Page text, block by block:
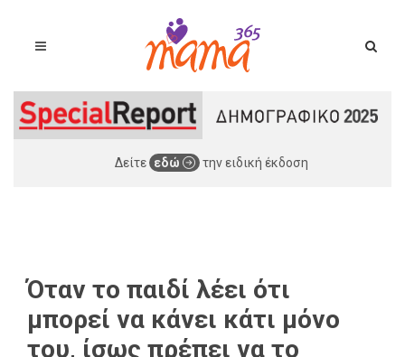
Δείτε εδώ την ειδική έκδοση
Όταν το παιδί λέει ότι
μπορεί να κάνει κάτι μόνο
του, ίσως πρέπει να το